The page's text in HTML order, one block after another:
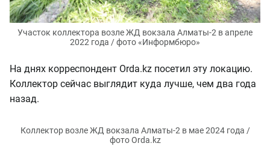
Участок коллектора возле ЖД вокзала Алматы-2 в апреле
2022 года / фото «Информбюро»
На днях корреспондент Orda.kz посетил эту локацию.
Коллектор сейчас выглядит куда лучше, чем два года
назад.